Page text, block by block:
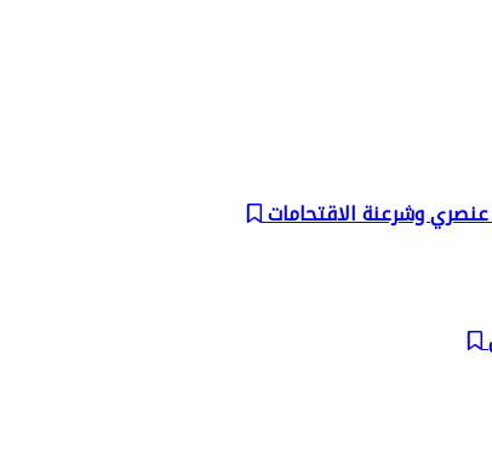
وشرعنة الاقتحامات